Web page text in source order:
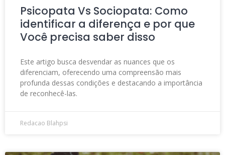
Psicopata Vs Sociopata: Como
identificar a diferença e por que
Você precisa saber disso
Este artigo busca desvendar as nuances que os
diferenciam, oferecendo uma compreensão mais
profunda dessas condições e destacando a importância
de reconhecê-las.
Redacao Blahpsi